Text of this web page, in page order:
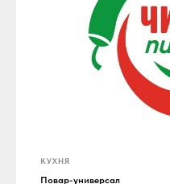
КУХНЯ
Повар-универсал